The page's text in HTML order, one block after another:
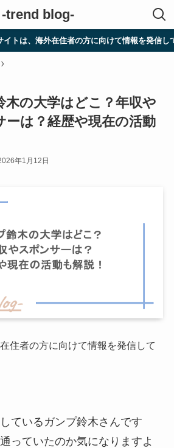
-trend blog-
外在住者の方に向けて情報を発信しています。
木の大学はどこ？年収や
ーは？経歴や現在の活動
年1月12日
住者の方に向けて情報を発信して
ているガンプ鈴木さんです
っていたのか気になりますよ